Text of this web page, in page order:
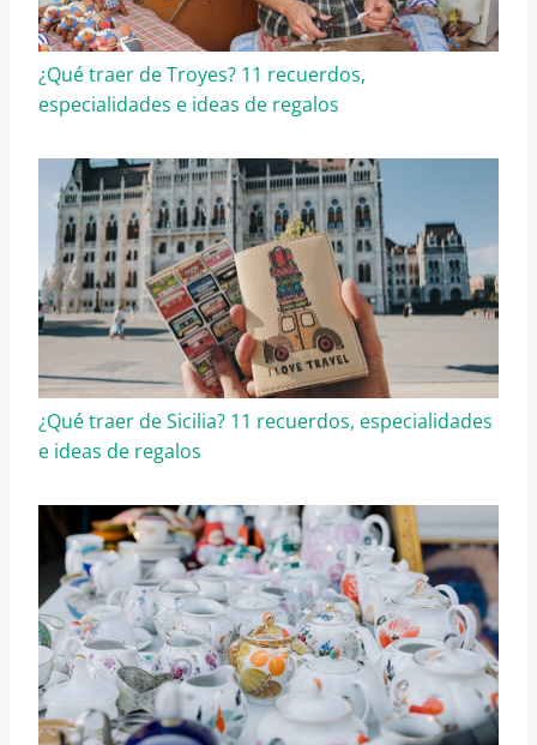
¿Qué traer de Troyes? 11 recuerdos,
especialidades e ideas de regalos
¿Qué traer de Sicilia? 11 recuerdos, especialidades
e ideas de regalos